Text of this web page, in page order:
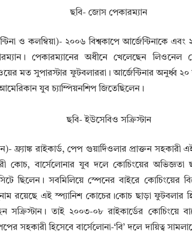
ও কলম্বিয়া)- ২০০৬ বিশ্বকাপে আর্জেন্টিনাকে এবং
পেকারম্যানের অধীনে খেলেছেন লিওনেল
মত সুপারস্টার ফুটবলাররা। আর্জেন্টিনার অনুর্ধ্ব ২০
যুব চ্যাম্পিয়নশিপ জিতেছিলেন।
ফ্র্যাঙ্ক রাইকার্ড, পেপ গুয়ার্দিওলার প্রাক্তন
কোচ, বার্সেলোনার যুব দলে কোচিংয়ের অভিজ্ঞতা
ছিলেন। সবমিলিয়ে স্পেনের বাইরে কোচিংয়ের
রয়েছে এই স্প্যানিশ কোচের।কোচ ছাড়া ফুটবলার
সক্রিস্টান। তাই ২০০৩-০৮ রাইকার্ডের কোচিংয়ে
সহকারী হিসেবে বার্সেলোনা-‘বি’ দলে দায়িত্ব